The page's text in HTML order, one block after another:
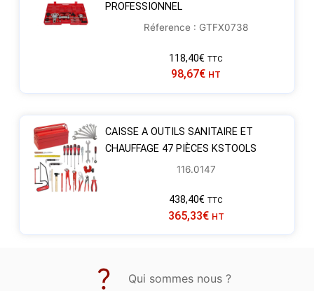
PROFESSIONNEL
Réference : GTFX0738
118,40€ TTC
98,67€ HT
CAISSE A OUTILS SANITAIRE ET
CHAUFFAGE 47 PIÈCES KSTOOLS
116.0147
438,40€ TTC
365,33€ HT
Qui sommes nous ?